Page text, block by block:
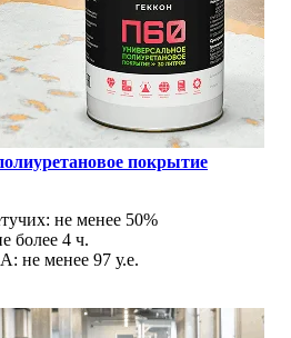
покрытие
не менее 50%
более 4 ч.
не менее 97 у.е.